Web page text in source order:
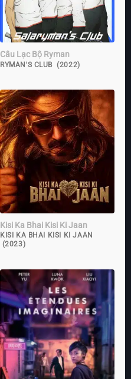
Câu Lạc Bộ Ryman
RYMAN'S CLUB (2022)
Kisi Ka Bhai Kisi Ki Jaan
KISI KA BHAI KISI KI JAAN
(2023)